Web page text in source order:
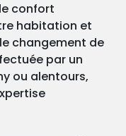
confort
habitation et
changement de
par un
ou alentours,